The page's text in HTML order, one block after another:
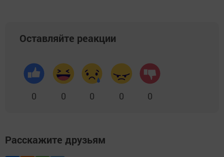
Оставляйте реакции
0 0 0 0 0
Расскажите друзьям